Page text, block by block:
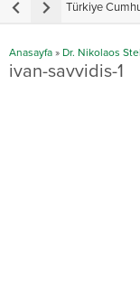
Anasayfa » Dr. Nikolaos
ivan-savvidis-1